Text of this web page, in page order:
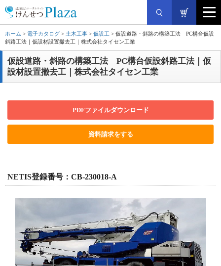
ホーム > 電子カタログ > 土木工事 > 仮設工 > 仮設道路・斜路の構築工法 PC構台仮設
斜路工法｜仮設材設置撤去工｜株式会社タイセン工業
仮設道路・斜路の構築工法 PC構台仮設斜路工法｜仮
設材設置撤去工｜株式会社タイセン工業
PDFファイルダウンロード
資料請求をする
NETIS登録番号：CB-230018-A